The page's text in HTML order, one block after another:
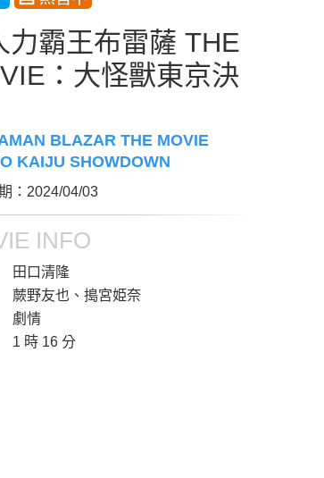
力霸王布雷薩 THE
：大怪獸東京決
BLAZAR THE MOVIE
KAIJU SHOWDOWN
期：2024/04/03
INFO
田口清隆
蕨野友也、搗宮姫奈
劇情
1 時 16 分